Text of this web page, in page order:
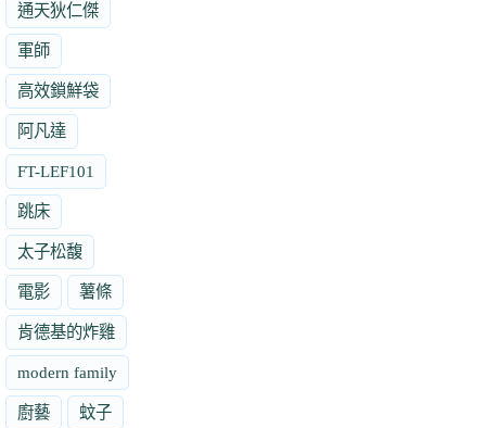
通天狄仁傑
軍師
高效鎖鮮袋
阿凡達
FT-LEF101
跳床
太子松馥
電影 薯條
肯德基的炸雞
modern family
廚藝 蚊子